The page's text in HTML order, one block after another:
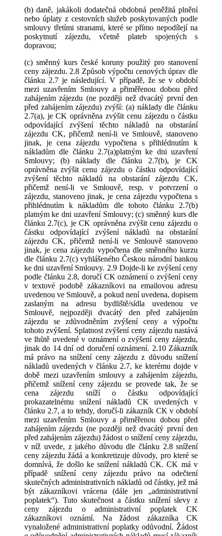
(b) daně, jakákoli dodatečná obdobná peněžitá plnění
nebo úplaty z cestovních služeb poskytovaných podle
smlouvy třetími stranami, které se přímo nepodílejí na
poskytnutí zájezdu, včetně plateb spojených s
dopravou;
(c) směnný kurs české koruny použitý pro stanovení
ceny zájezdu. 2.8 Způsob výpočtu cenových úprav dle
článku 2.7 je následující. V případě, že se v období
mezi uzavřením Smlouvy a přiměřenou dobou před
zahájením zájezdu (ne později než dvacátý první den
před zahájením zájezdu) zvýší: (a) náklady dle článku
2.7(a), je CK oprávněna zvýšit cenu zájezdu o částku
odpovídající zvýšení těchto nákladů na obstarání
zájezdu CK, přičemž není-li ve Smlouvě, stanoveno
jinak, je cena zájezdu vypočtena s přihlédnutím k
nákladům dle článku 2.7(a)platným ke dni uzavření
Smlouvy; (b) náklady dle článku 2.7(b), je CK
oprávněna zvýšit cenu zájezdu o částku odpovídající
zvýšení těchto nákladů na obstarání zájezdu CK,
přičemž není-li ve Smlouvě, resp. v potvrzení o
zájezdu, stanoveno jinak, je cena zájezdu vypočtena s
přihlédnutím k nákladům dle tohoto článku 2.7(b)
platným ke dni uzavření Smlouvy; (c) směnný kurs dle
článku 2.7(c), je CK oprávněna zvýšit cenu zájezdu o
částku odpovídající zvýšení nákladů na obstarání
zájezdu CK, přičemž není-li ve Smlouvě stanoveno
jinak, je cena zájezdu vypočtena dle směnného kurzu
dle článku 2.7(c) vyhlášeného Českou národní bankou
ke dni uzavření Smlouvy. 2.9 Dojde-li ke zvýšení ceny
podle článku 2.8, doručí CK oznámení o zvýšení ceny
v textové podobě zákazníkovi na emailovou adresu
uvedenou ve Smlouvě, a pokud není uvedena, dopisem
zaslaným na adresu bydliště/sídla uvedenou ve
Smlouvě, nejpozději dvacátý den před zahájením
zájezdu se zdůvodněním zvýšení ceny a výpočtu
tohoto zvýšení. Splatnost zvýšení ceny zájezdu nastává
ve lhůtě uvedené v oznámení o zvýšení ceny zájezdu,
jinak do 14 dní od doručení oznámení. 2.10 Zákazník
má právo na snížení ceny zájezdu z důvodu snížení
nákladů uvedených v článku 2.7, ke kterému dojde v
době mezi uzavřením smlouvy a zahájením zájezdu,
přičemž snížení ceny zájezdu se provede tak, že se
cena zájezdu sníží o částku odpovídající
prokazatelnému snížení nákladů CK uvedených v
článku 2.7, a to tehdy, doručí-li zákazník CK v období
mezi uzavřením Smlouvy a přiměřenou dobou před
zahájením zájezdu (ne později než dvacátý první den
před zahájením zájezdu) žádost o snížení ceny zájezdu,
v níž uvede, z jakého důvodu dle článku 2.8 snížení
ceny zájezdu žádá a konkretizuje důvody, pro které se
domnívá, že došlo ke snížení nákladů CK. CK má v
případě snížení ceny zájezdu právo na odečtení
skutečných administrativních nákladů od částky, jež má
být zákazníkovi vrácena (dále jen „administrativní
poplatek“). Tuto skutečnost a částku snížení slevy z
ceny zájezdu o administrativní poplatek CK
zákazníkovi oznámí. Na žádost zákazníka CK
vynaložené administrativní poplatky odůvodní. Žádost